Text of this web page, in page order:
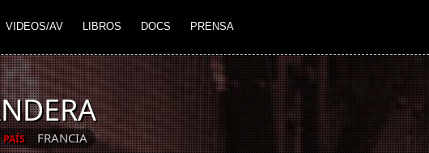
VIDEOS/AV LIBROS DOCS PRENSA
PAÍS FRANCIA